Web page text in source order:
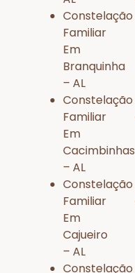
Constelação
Familiar
Em
Branquinha
– AL
Constelação
Familiar
Em
Cacimbinhas
– AL
Constelação
Familiar
Em
Cajueiro
– AL
Constelação